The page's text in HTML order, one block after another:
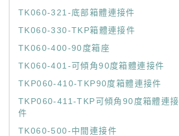
TK060-321-底部箱體連接件
TK060-330-TKP箱體連接件
TK060-400-90度箱座
TK060-401-可傾角90度箱體連接件
TKP060-410-TKP90度箱體連接件
TKP060-411-TKP可傾角90度箱體連接
件
TK060-500-中間連接件